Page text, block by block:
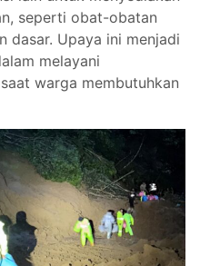
seperti obat-obatan
dasar. Upaya ini menjadi
melayani
warga membutuhkan